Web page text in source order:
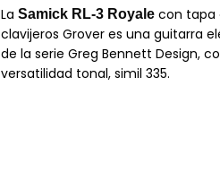
La Samick RL-3 Royale con tapa
clavijeros Grover es una guitarra
de la serie Greg Bennett Design,
versatilidad tonal, simil 335.